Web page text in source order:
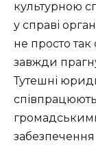
культурною
у справі
не просто
завжди
Тутешні